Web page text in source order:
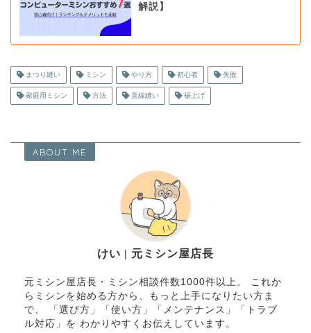
解説】
まつり縫い ミシン やり方 初心者 失敗
家庭用ミシン 方法 直線縫い 裾上げ
ABOUT ME
けい | 元ミシン屋店長
元ミシン屋店長・ミシン相談件数1000件以上。 これか
らミシンを始める方から、もっと上手になりたい方ま
で、 「選び方」「使い方」「メンテナンス」「トラブ
ル対応」を わかりやすくお伝えしています。